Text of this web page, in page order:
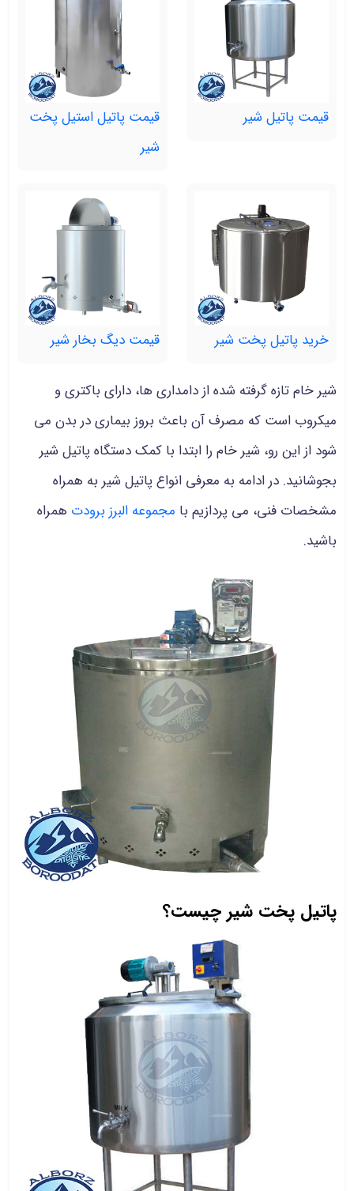
قیمت پاتیل شیر
قیمت پاتیل استیل پخت
شیر
خرید پاتیل پخت شیر قیمت دیگ بخار شیر
شیر خام تازه گرفته شده از دامداری ها، دارای باکتری و
میکروب است که مصرف آن باعث بروز بیماری در بدن می
شود از این رو، شیر خام را ابتدا با کمک دستگاه پاتیل شیر
بجوشانید. در ادامه به معرفی انواع پاتیل شیر به همراه
مشخصات فنی، می پردازیم با مجموعه البرز برودت همراه
باشید.
پاتیل پخت شیر چیست؟